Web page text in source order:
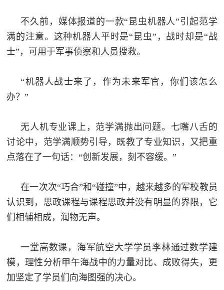
不久前，媒体报道的一款“昆虫机器人”引起范学
满的注意。这种机器人平时是“昆虫”，战时却是“战
士”，可用于军事侦察和人员搜救。
“机器人战士来了，作为未来军官，你们该怎么
办？”
无人机专业课上，范学满抛出问题。七嘴八舌的
讨论中，范学满顺势引导，既教了专业知识，又把重
点落在了一句话：“创新发展，刻不容缓。”
在一次次“巧合”和“碰撞”中，越来越多的军校教员
认识到，思政课程与课程思政并没有明显的界限，它
们相辅相成，润物无声。
一堂高数课，海军航空大学学员李林通过数学建
模，理性分析甲午海战中的力量对比、成败得失，更
加坚定了学员们向海图强的决心。